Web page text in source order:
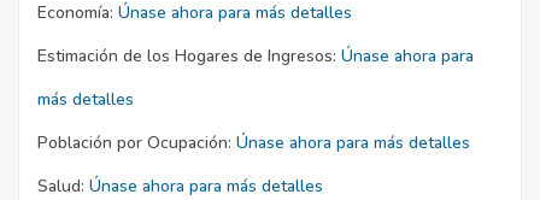
Economía: Únase ahora para más detalles
Estimación de los Hogares de Ingresos: Únase ahora para
más detalles
Población por Ocupación: Únase ahora para más detalles
Salud: Únase ahora para más detalles